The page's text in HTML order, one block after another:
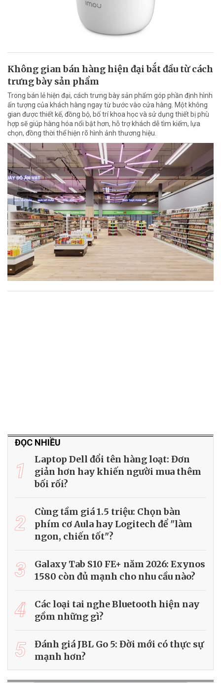
Không gian bán hàng hiện đại bắt đầu từ cách
trưng bày sản phẩm
Trong bán lẻ hiện đại, cách trưng bày sản phẩm góp phần định hình
ấn tượng của khách hàng ngay từ bước vào cửa hàng. Một không
gian được thiết kế, đồng bộ, bố trí khoa học và sử dụng thiết bị phù
hợp sẽ giúp hàng hóa nổi bật hơn, hỗ trợ khách dễ tìm kiếm, lựa
chọn, đồng thời thể hiện rõ hình ảnh thương hiệu.
ĐỌC NHIỀU
1
Laptop Dell đổi tên hàng loạt: Đơn
giản hơn hay khiến người mua thêm
bối rối?
2
Cùng tầm giá 1.5 triệu: Chọn bàn
phím cơ Aula hay Logitech để "làm
ngon, chiến tốt"?
3
Galaxy Tab S10 FE+ năm 2026: Exynos
1580 còn đủ mạnh cho nhu cầu nào?
4
Các loại tai nghe Bluetooth hiện nay
gồm những gì?
5
Đánh giá JBL Go 5: Đời mới có thực sự
mạnh hơn?